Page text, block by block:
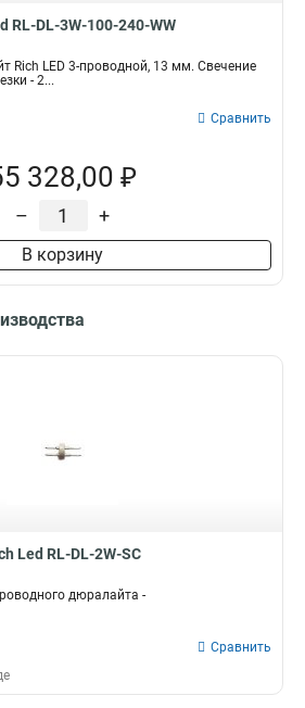
RL-DL-3W-100-240-WW
Rich LED 3-проводной, 13 мм. Свечение
- 2...
Сравнить
328,00 ₽
– +
В корзину
Led RL-DL-2W-SС
дюралайта -
Сравнить